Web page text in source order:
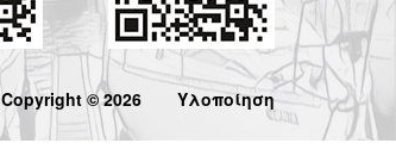
Copyright © 2026 Υλοποίηση